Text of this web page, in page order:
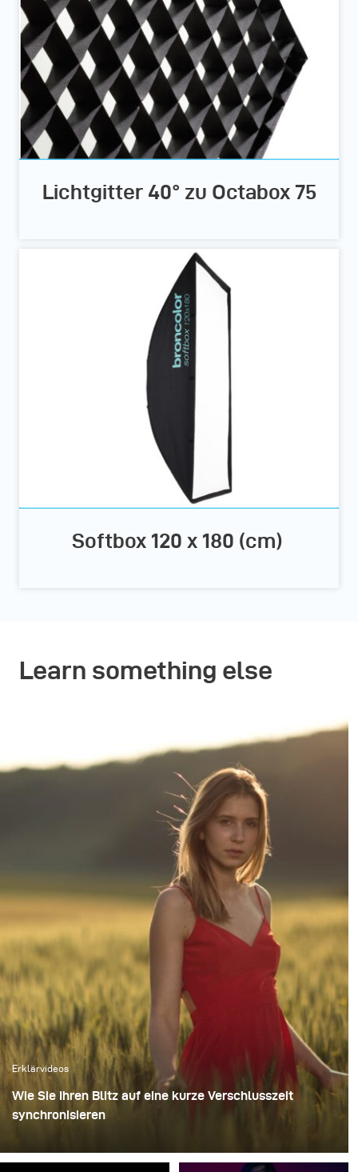
Lichtgitter 40° zu Octabox 75
Softbox 120 x 180 (cm)
Learn something else
Erklärvideos
Wie Sie Ihren Blitz auf eine kurze Verschlusszeit
synchronisieren